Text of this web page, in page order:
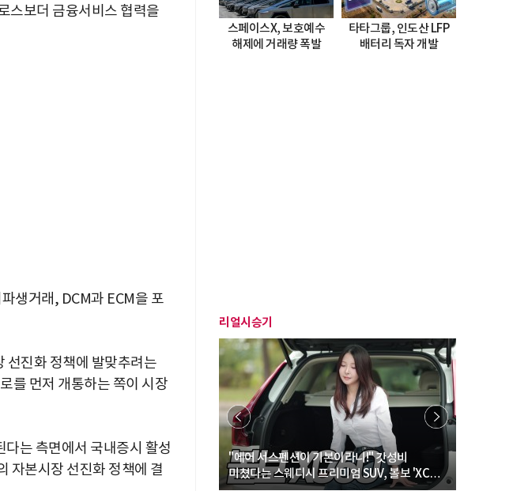
스보더 금융서비스 협력을
생거래, DCM과 ECM을 포
선진화 정책에 발맞추려는
를 먼저 개통하는 쪽이 시장
는 측면에서 국내증시 활성
자본시장 선진화 정책에 결
스페이스X, 보호예수
해제에 거래량 폭발
타타그룹, 인도산 LFP
배터리 독자 개발
리얼시승기
수 아나운서가 타본 ‘전설의 무쏘’… “여성·
자도 반할 반전 매력”
"에어 서스펜션이 기본이라니!" 갓성비
미쳤다는 스웨디시 프리미엄 SUV, 볼보 'XC60